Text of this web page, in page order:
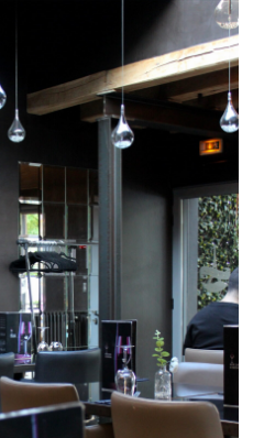
de qualité devient plus
Un Restaurant Val de
clientèle locale comme
dans un Restaurant Val de
La variété proposée par un
un véritable atout. Un
accorde une grande
Le soin apporté au service
Val de Marne. Un
attire plus facilement une
Val de Marne bien préparé
confort. Le soir venu, un
peut créer une vraie
Marne constitue parfois un
d’un repas. Un Restaurant
lorsqu’il reste cohérent
Marne se distingue volontiers
Un Restaurant Val de Marne
reste constant. Les
des repères avant de tester un
Val de Marne peut